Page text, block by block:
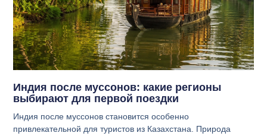
Индия после муссонов: какие регионы
выбирают для первой поездки
Индия после муссонов становится особенно
привлекательной для туристов из Казахстана. Природа